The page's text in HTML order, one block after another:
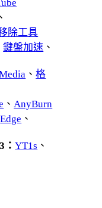
、
除工具
鍵盤加速 、
、格
、 AnyBurn
Edge 、
：YT1s 、